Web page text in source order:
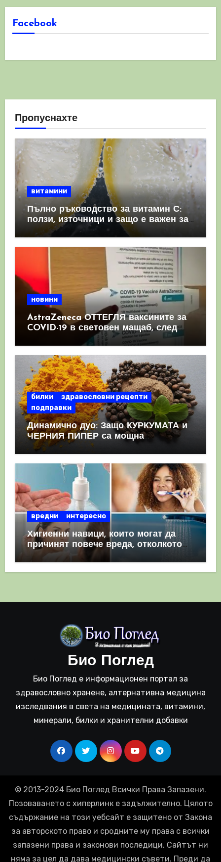
Facebook
Пропуснахте
витамини
Пълно ръководство за витамин С:
ползи, източници и защо е важен за
имунната система
новини
AstraZeneca ОТТЕГЛЯ ваксините за
COVID-19 в световен мащаб, след
като призна, че те причиняват
КРЪВНИ съсиреци
билки
здравословни рецепти
подправки
Динамично дуо: Защо КУРКУМАТА и
ЧЕРНИЯ ПИПЕР са мощна
комбинация
вредни интересно
Хигиенни навици, които могат да
причинят повече вреда, отколкото
полза
Био Поглед
Био Поглед е информационен портал за
здравословно хранене, алтернативна медицина
изследвания в света на медицината, витамини,
минерали, билки и хранителни добавки
© 2013-2024 Био Поглед Всички Права Запазени.
Позоваването с хиперлинк е задължително. Цялото
съдържание на този уебсайт е защитено от Закона
за авторското право и сродните му права с всички
запазени права и законови последици. Сайтът ни
няма за цел да дава медицински съвети. Преди да